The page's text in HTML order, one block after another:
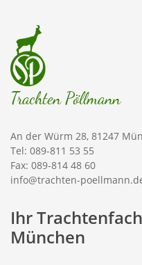
Trachten Pöllmann
An der Würm 28, 81247
Tel: 089-811 53 55
Fax: 089-814 48 60
info@trachten-
Ihr
München